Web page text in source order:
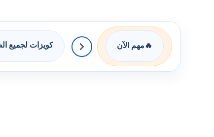
🔥 مهم الآن كويزات لجميع